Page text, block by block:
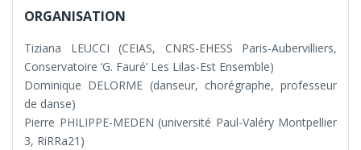
ORGANISATION
Tiziana LEUCCI (CEIAS, CNRS-EHESS Paris-Aubervilliers,
Conservatoire ‘G. Fauré’ Les Lilas-Est Ensemble)
Dominique DELORME (danseur, chorégraphe, professeur
de danse)
Pierre PHILIPPE-MEDEN (université Paul-Valéry Montpellier
3, RiRRa21)